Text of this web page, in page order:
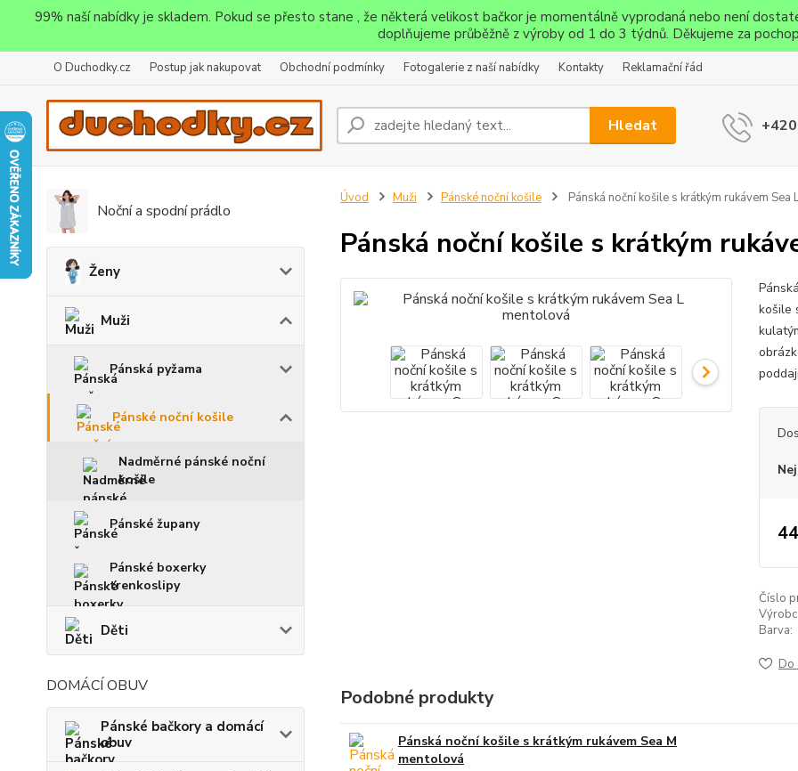
99% naší nabídky je skladem. Pokud se přesto stane , že některá velikost bačkor je momentálně vyprodaná nebo není
doplňujeme průběžně z výroby od 1 do 3 týdnů. Děkujeme za
O Duchodky.cz Postup jak nakupovat Obchodní podmínky Fotogalerie z naší nabídky Kontakty Reklamační řád
Hledat
Noční a spodní prádlo
Ženy
Muži
Pánská pyžama
Pánské noční košile
Nadměrné pánské noční
košile
Pánské župany
Pánské boxerky
trenkoslipy
Děti
DOMÁCÍ OBUV
Pánské bačkory a domácí
obuv
Úvod Muži Pánské noční košile Pánská noční košile s krátkým rukávem Sea
Pánská noční košile s krátkým
košile
Číslo
Barva:
Do
Podobné produkty
Pánská noční košile s krátkým rukávem Sea M
mentolová